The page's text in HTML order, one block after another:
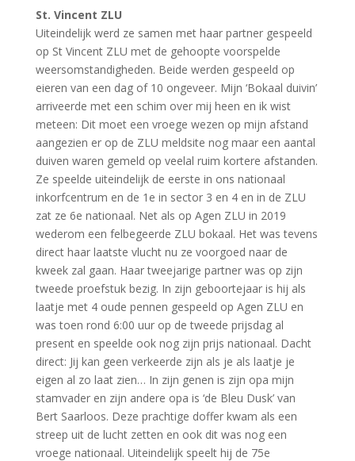
St. Vincent ZLU
Uiteindelijk werd ze samen met haar partner gespeeld
op St Vincent ZLU met de gehoopte voorspelde
weersomstandigheden. Beide werden gespeeld op
eieren van een dag of 10 ongeveer. Mijn ‘Bokaal duivin’
arriveerde met een schim over mij heen en ik wist
meteen: Dit moet een vroege wezen op mijn afstand
aangezien er op de ZLU meldsite nog maar een aantal
duiven waren gemeld op veelal ruim kortere afstanden.
Ze speelde uiteindelijk de eerste in ons nationaal
inkorfcentrum en de 1e in sector 3 en 4 en in de ZLU
zat ze 6e nationaal. Net als op Agen ZLU in 2019
wederom een felbegeerde ZLU bokaal. Het was tevens
direct haar laatste vlucht nu ze voorgoed naar de
kweek zal gaan. Haar tweejarige partner was op zijn
tweede proefstuk bezig. In zijn geboortejaar is hij als
laatje met 4 oude pennen gespeeld op Agen ZLU en
was toen rond 6:00 uur op de tweede prijsdag al
present en speelde ook nog zijn prijs nationaal. Dacht
direct: Jij kan geen verkeerde zijn als je als laatje je
eigen al zo laat zien… In zijn genen is zijn opa mijn
stamvader en zijn andere opa is ‘de Bleu Dusk’ van
Bert Saarloos. Deze prachtige doffer kwam als een
streep uit de lucht zetten en ook dit was nog een
vroege nationaal. Uiteindelijk speelt hij de 75e